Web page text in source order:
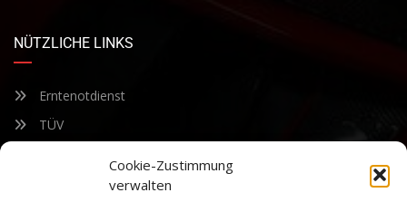
Cookie-Zustimmung
verwalten
NÜTZLICHE LINKS
Erntenotdienst
TÜV